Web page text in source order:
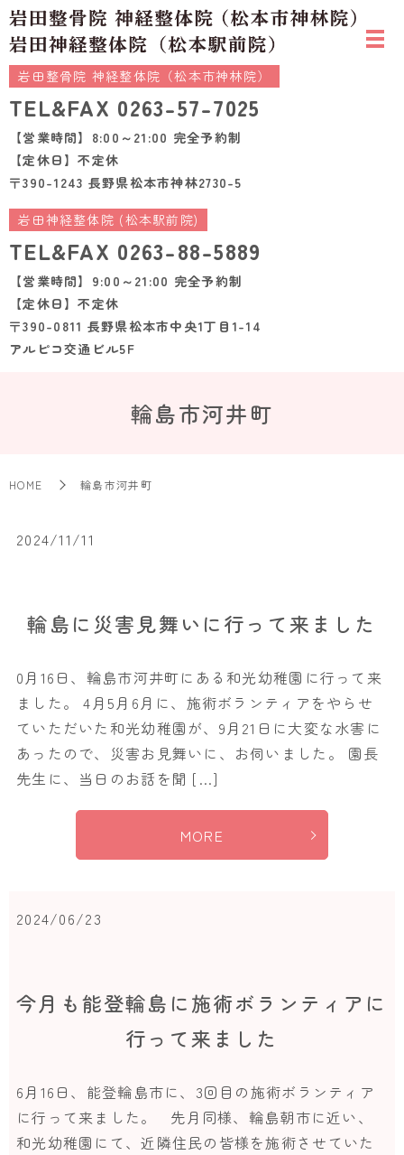
岩田整骨院 神経整体院（松本市神林院）
TEL&FAX 0263-57-7025
【営業時間】8:00～21:00 完全予約制
【定休日】不定休
〒390-1243 長野県松本市神林2730-5
岩田神経整体院 (松本駅前院)
TEL&FAX 0263-88-5889
【営業時間】9:00～21:00 完全予約制
【定休日】不定休
〒390-0811 長野県松本市中央1丁目1-14
アルピコ交通ビル5F
輪島市河井町
HOME 輪島市河井町
2024/11/11
輪島に災害見舞いに行って来ました
0月16日、輪島市河井町にある和光幼稚園に行って来
ました。 4月5月6月に、施術ボランティアをやらせ
ていただいた和光幼稚園が、9月21日に大変な水害に
あったので、災害お見舞いに、お伺いました。 園長
先生に、当日のお話を聞 […]
MORE
2024/06/23
今月も能登輪島に施術ボランティアに
行って来ました
6月16日、能登輪島市に、3回目の施術ボランティア
に行って来ました。 先月同様、輪島朝市に近い、
和光幼稚園にて、近隣住民の皆様を施術させていた